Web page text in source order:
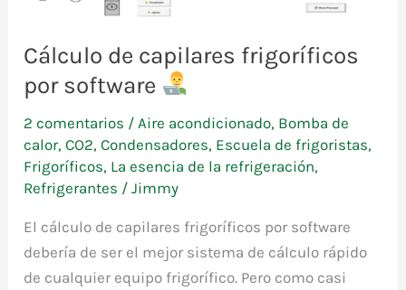
Cálculo de capilares frigoríficos
por software
2 comentarios / Aire acondicionado, Bomba de
calor,CO2,Condensadores, Escuela de frigoristas,
Frigoríficos, La esencia de la refrigeración,
Refrigerantes /Jimmy
El cálculo de capilares frigoríficos por software
debería de ser el mejor sistema de cálculo rápido
de cualquier equipo frigorífico. Pero como casi